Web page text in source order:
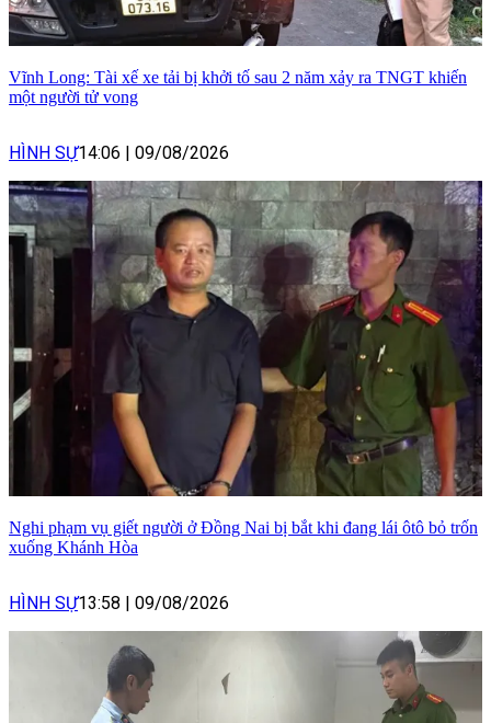
Vĩnh Long: Tài xế xe tải bị khởi tố sau 2 năm xảy ra TNGT khiến
một người tử vong
HÌNH SỰ14:06 | 09/08/2026
Nghi phạm vụ giết người ở Đồng Nai bị bắt khi đang lái ôtô bỏ trốn
xuống Khánh Hòa
HÌNH SỰ13:58 | 09/08/2026